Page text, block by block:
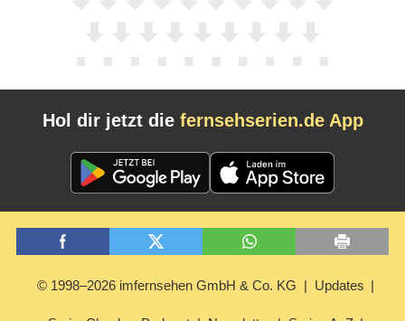
Hol dir jetzt die fernsehserien.de App
© 1998–2026 imfernsehen GmbH & Co. KG Updates